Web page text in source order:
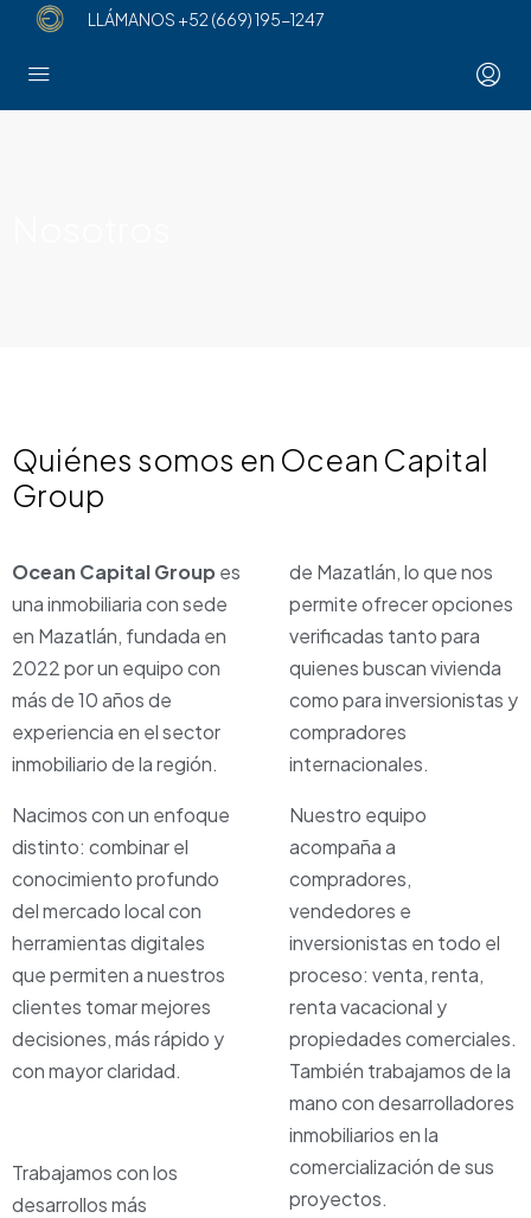
LLÁMANOS +52 (669) 195-1247
Quiénes somos en Ocean Capital
Group
Ocean Capital Groupes
una inmobiliaria con sede
en Mazatlán, fundada en
2022 por un equipo con
más de 10 años de
experiencia en el sector
inmobiliario de la región.
Nacimos con un enfoque
distinto: combinar el
conocimiento profundo
del mercado local con
herramientas digitales
que permiten a nuestros
clientes tomar mejores
decisiones, más rápido y
con mayor claridad.
Trabajamos con los
desarrollos más
de Mazatlán, lo que nos
permite ofrecer opciones
verificadas tanto para
quienes buscan vivienda
como para inversionistas y
compradores
internacionales.
Nuestro equipo
acompaña a
compradores,
vendedores e
inversionistas en todo el
proceso: venta, renta,
renta vacacional y
propiedades comerciales.
También trabajamos de la
mano con desarrolladores
inmobiliarios en la
comercialización de sus
proyectos.